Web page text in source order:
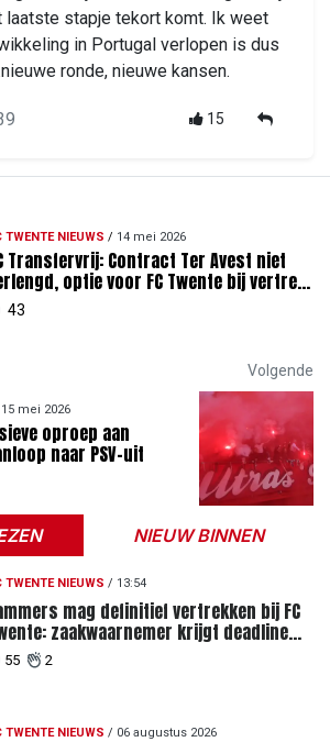
laatste stapje tekort komt. Ik weet
in Portugal verlopen is dus
ronde, nieuwe kansen.
15
TWENTE NIEUWS / 14 mei 2026
Transfervrij: Contract Ter Avest niet
optie voor FC Twente bij vertrek
Rooij?
43
Volgende
15 mei 2026
oproep aan
naar PSV-uit
NIEUW BINNEN
TWENTE NIEUWS / 13:54
mag definitief vertrekken bij FC
zaakwaarnemer krijgt deadline
komst vervanger
55 2
TWENTE NIEUWS / 06 augustus 2026